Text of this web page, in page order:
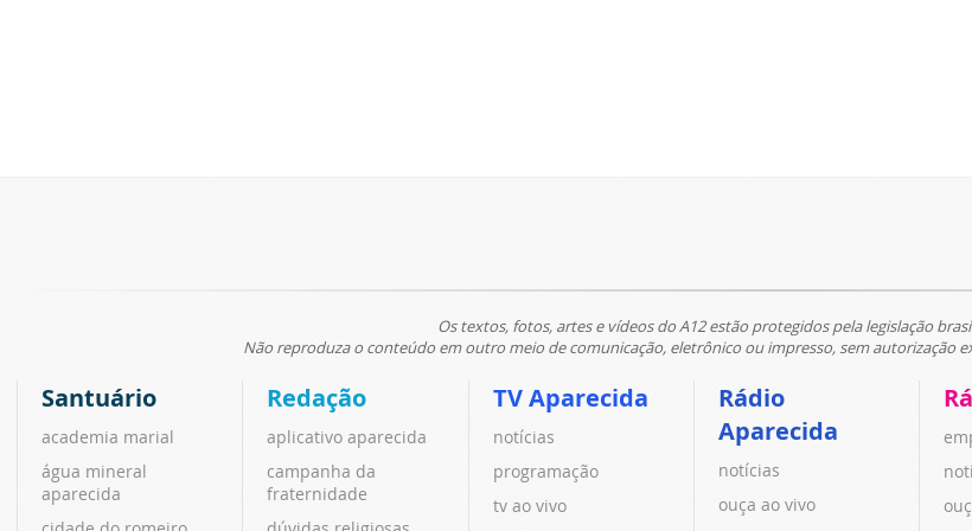
Os textos, fotos, artes e vídeos do A12 estão protegidos pela legislação
Não reproduza o conteúdo em outro meio de comunicação, eletrônico ou impresso, sem autorização
Santuário
academia marial
água mineral
aparecida
Redação
aplicativo aparecida
campanha da
fraternidade
TV Aparecida
notícias
programação
tv ao vivo
Rádio
Aparecida
notícias
ouça ao vivo